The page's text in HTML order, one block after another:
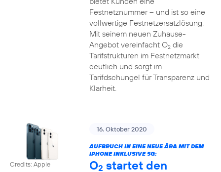
Festnetznummer – und ist so eine
vollwertige Festnetzersatzlösung.
Mit seinem neuen Zuhause-
Angebot vereinfacht O2die
Tarifstrukturen im Festnetzmarkt
deutlich und sorgt im
Tarifdschungel für Transparenz und
Klarheit.
Credits: Apple
16. Oktober 2020
AUFBRUCH IN EINE NEUE ÄRA MIT DEM
IPHONE INKLUSIVE 5G:
O2 startet den